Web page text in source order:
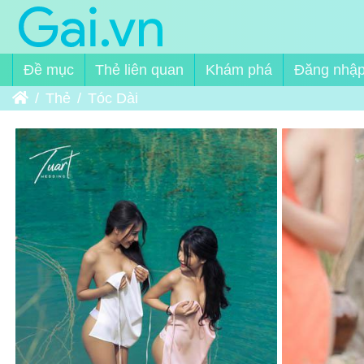
Đề mục Thẻ liên quan Khám phá
Đăng
Trang chủ
Thẻ Tóc Dài